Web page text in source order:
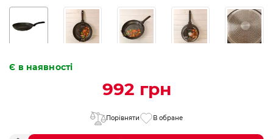
Є в наявності
992 грн
Порівняти В обране